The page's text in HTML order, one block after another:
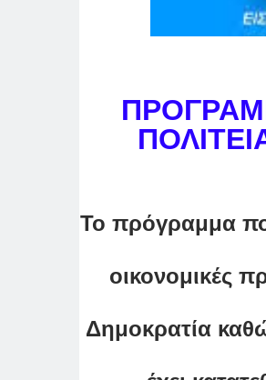
Το πρόγραμμα
οικονομικές
Δημοκρατία